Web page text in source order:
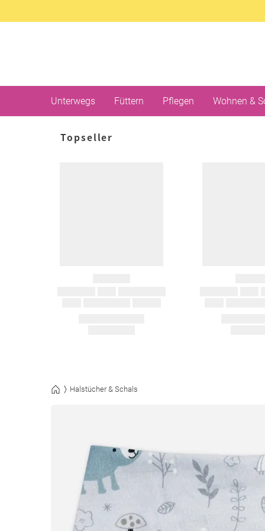
Unterwegs Füttern Pflegen Wohnen &
Topseller
Halstücher & Schals